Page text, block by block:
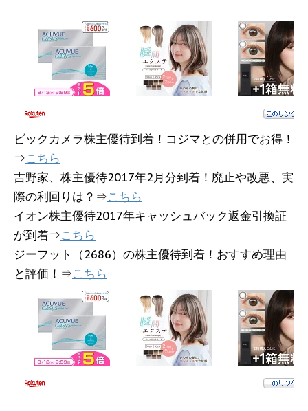
ビックカメラ株主優待到着！コジマとの併用でお得！
⇒こちら
吉野家、株主優待2017年2月分到着！廃止や改悪、実
際の利回りは？⇒こちら
イオン株主優待2017年キャッシュバック返金引換証
が到着⇒こちら
ジーフット（2686）の株主優待到着！おすすめ理由
と評価！⇒こちら